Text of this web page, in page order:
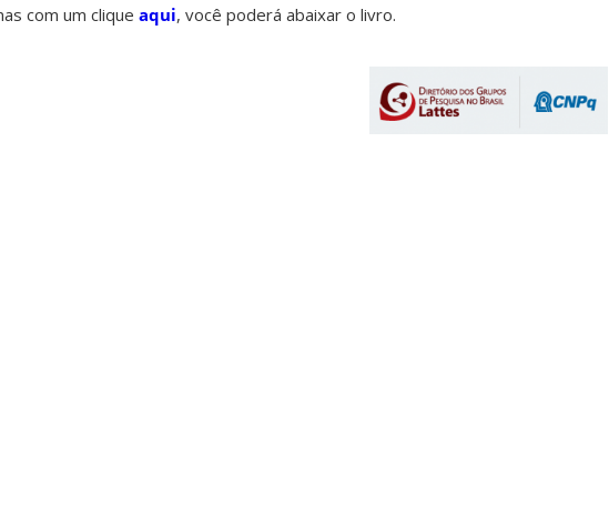
com um clique aqui, você poderá abaixar o livro.